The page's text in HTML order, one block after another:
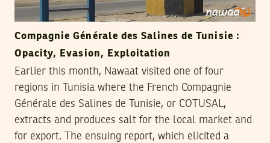
Compagnie Générale des Salines de Tunisie :
Opacity, Evasion, Exploitation
Earlier this month, Nawaat visited one of four
regions in Tunisia where the French Compagnie
Générale des Salines de Tunisie, or COTUSAL,
extracts and produces salt for the local market and
for export. The ensuing report, which elicited a